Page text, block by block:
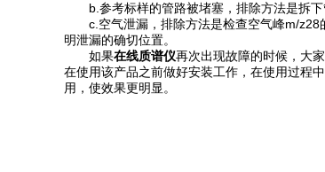
b.参考标样的管路被堵塞，排除方法是拆下
c.空气泄漏，排除方法是检查空气峰m/z28
明泄漏的确切位置。
如果在线质谱仪再次出现故障的时候，大
在使用该产品之前做好安装工作，在使用过程
用，使效果更明显。